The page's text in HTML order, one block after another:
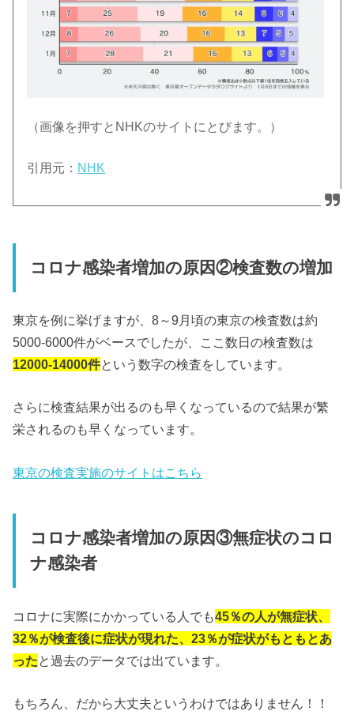
（画像を押すとNHKのサイトにとびます。）
引用元： NHK
コロナ感染者増加の原因②検査数の増加
東京を例に挙げますが、8～9月頃の東京の検査数は約
5000-6000件がベースでしたが、ここ数日の検査数は
12000-14000件という数字の検査をしています。
さらに検査結果が出るのも早くなっているので結果が繁
栄されるのも早くなっています。
東京の検査実施のサイトはこちら
コロナ感染者増加の原因③無症状のコロ
ナ感染者
コロナに実際にかかっている人でも45％の人が無症状、
32％が検査後に症状が現れた、23％が症状がもともとあ
ったと過去のデータでは出ています。
もちろん、だから大丈夫というわけではありません！！